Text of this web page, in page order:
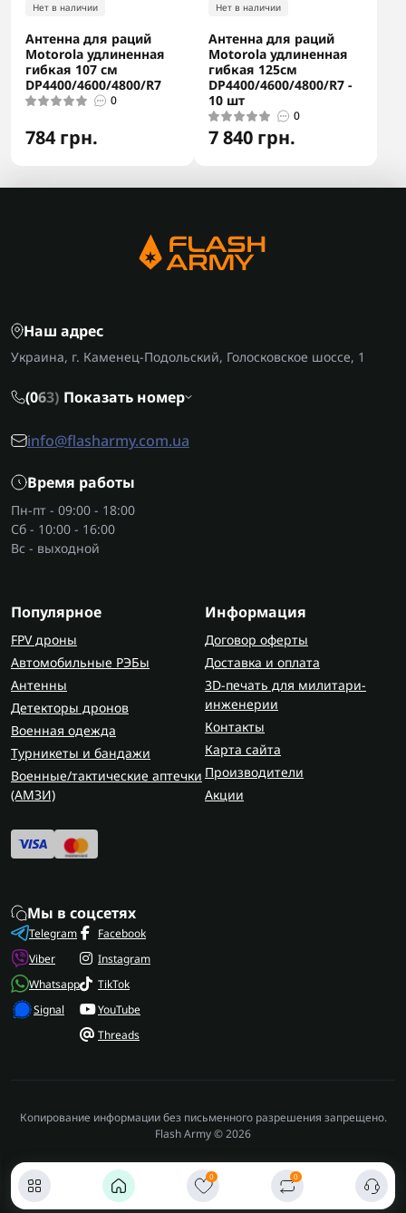
0 0
Нет в наличии
Антенна для раций
Motorola удлиненная
гибкая 107 см
DP4400/4600/4800/R7
0
784 грн.
Нет в наличии
Антенна для раций
Motorola удлиненная
гибкая 125см
DP4400/4600/4800/R7 -
10 шт
0
7 840 грн.
Наш адрес
Украина, г. Каменец-Подольский, Голосковское шоссе, 1
(063) Показать номер
info@flasharmy.com.ua
Время работы
Пн-пт - 09:00 - 18:00
Сб - 10:00 - 16:00
Вс - выходной
Популярное
FPV дроны
Автомобильные РЭБы
Антенны
Детекторы дронов
Военная одежда
Турникеты и бандажи
Военные/тактические аптечки
(AMЗИ)
Информация
Договор оферты
Доставка и оплата
3D-печать для милитари-
инженерии
Контакты
Карта сайта
Производители
Акции
Мы в соцсетях
Telegram
Viber
Whatsapp
Signal
Facebook
Instagram
TikTok
YouTube
Threads
Копирование информации без письменного разрешения запрещено.
Flash Army © 2026